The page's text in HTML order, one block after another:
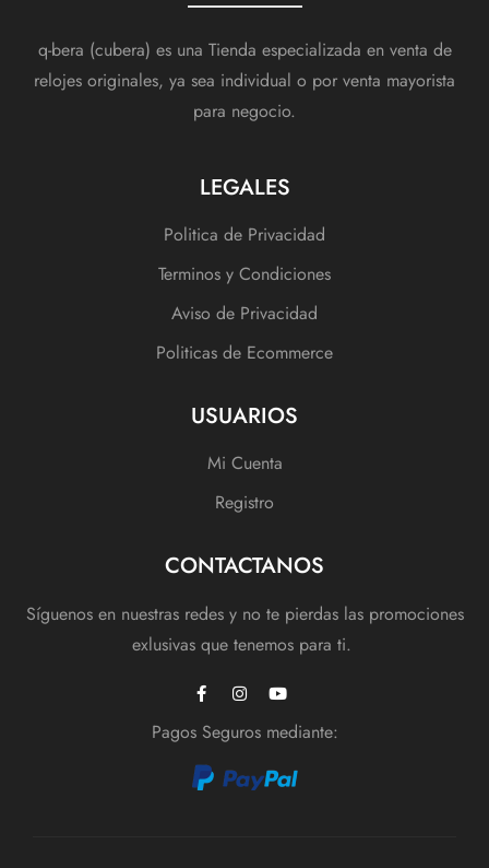
q-bera (cubera) es una Tienda especializada en venta de
relojes originales, ya sea individual o por venta mayorista
para negocio.
LEGALES
Politica de Privacidad
Terminos y Condiciones
Aviso de Privacidad
Politicas de Ecommerce
USUARIOS
Mi Cuenta
Registro
CONTACTANOS
Síguenos en nuestras redes y no te pierdas las promociones
exlusivas que tenemos para ti.
Pagos Seguros mediante: